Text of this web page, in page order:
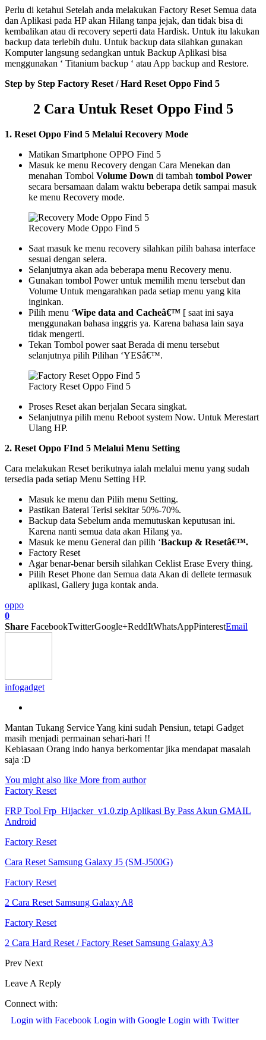
Perlu di ketahui Setelah anda melakukan Factory Reset Semua data
dan Aplikasi pada HP akan Hilang tanpa jejak, dan tidak bisa di
kembalikan atau di recovery seperti data Hardisk. Untuk itu lakukan
backup data terlebih dulu. Untuk backup data silahkan gunakan
Komputer langsung sedangkan untuk Backup Aplikasi bisa
menggunakan ‘ Titanium backup ‘ atau App backup and Restore.
Step by Step Factory Reset / Hard Reset Oppo Find 5
2 Cara Untuk Reset Oppo Find 5
1. Reset Oppo Find 5 Melalui Recovery Mode
Matikan Smartphone OPPO Find 5
Masuk ke menu Recovery dengan Cara Menekan dan
menahan Tombol Volume Down di tambah tombol Power
secara bersamaan dalam waktu beberapa detik sampai masuk
ke menu Recovery mode.
Recovery Mode Oppo Find 5
Saat masuk ke menu recovery silahkan pilih bahasa interface
sesuai dengan selera.
Selanjutnya akan ada beberapa menu Recovery menu.
Gunakan tombol Power untuk memilih menu tersebut dan
Volume Untuk mengarahkan pada setiap menu yang kita
inginkan.
Pilih menu ‘Wipe data and Cacheâ€™ [ saat ini saya
menggunakan bahasa inggris ya. Karena bahasa lain saya
tidak mengerti.
Tekan Tombol power saat Berada di menu tersebut
selanjutnya pilih Pilihan ‘YESâ€™.
Factory Reset Oppo Find 5
Proses Reset akan berjalan Secara singkat.
Selanjutnya pilih menu Reboot system Now. Untuk Merestart
Ulang HP.
2. Reset Oppo FInd 5 Melalui Menu Setting
Cara melakukan Reset berikutnya ialah melalui menu yang sudah
tersedia pada setiap Menu Setting HP.
Masuk ke menu dan Pilih menu Setting.
Pastikan Baterai Terisi sekitar 50%-70%.
Backup data Sebelum anda memutuskan keputusan ini.
Karena nanti semua data akan Hilang ya.
Masuk ke menu General dan pilih ‘Backup & Resetâ€™.
Factory Reset
Agar benar-benar bersih silahkan Ceklist Erase Every thing.
Pilih Reset Phone dan Semua data Akan di dellete termasuk
aplikasi, Gallery juga kontak anda.
oppo
0
Share FacebookTwitterGoogle+ReddItWhatsAppPinterestEmail
infogadget
Mantan Tukang Service Yang kini sudah Pensiun, tetapi Gadget
masih menjadi permainan sehari-hari !!
Kebiasaan Orang indo hanya berkomentar jika mendapat masalah
saja :D
You might also like More from author
Factory Reset
FRP Tool Frp_Hijacker_v1.0.zip Aplikasi By Pass Akun GMAIL
Android
Factory Reset
Cara Reset Samsung Galaxy J5 (SM-J500G)
Factory Reset
2 Cara Reset Samsung Galaxy A8
Factory Reset
2 Cara Hard Reset / Factory Reset Samsung Galaxy A3
Prev Next
Leave A Reply
Connect with:
Login with Facebook Login with Google Login with Twitter